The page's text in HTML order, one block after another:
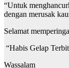
“Untuk
dengan merusak
Selamat
“Habis Gelap
Wassalam